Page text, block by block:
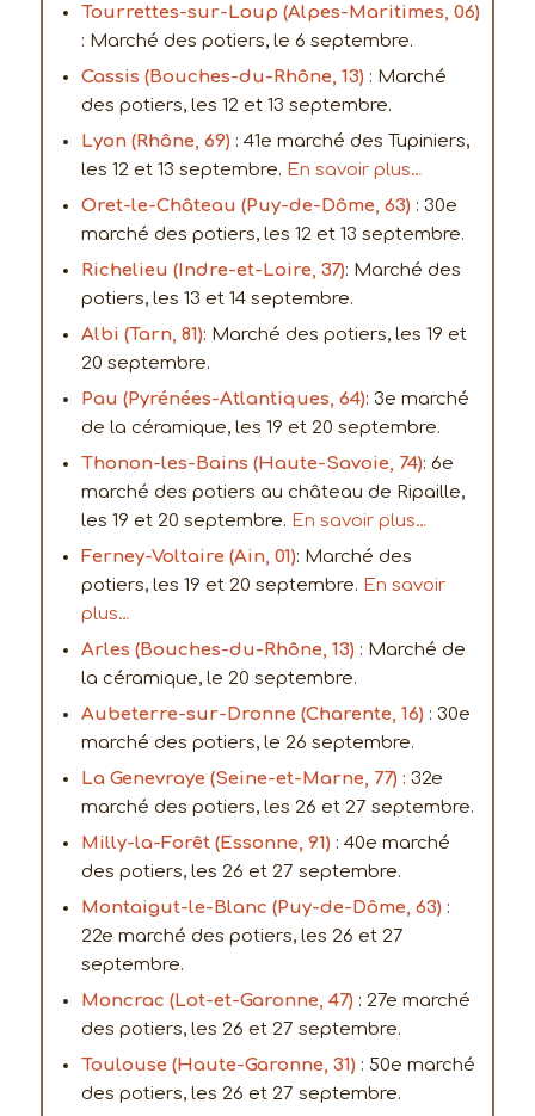
Tourrettes-sur-Loup (Alpes-Maritimes, 06)
: Marché des potiers, le 6 septembre.
Cassis (Bouches-du-Rhône, 13) : Marché
des potiers, les 12 et 13 septembre.
Lyon (Rhône, 69) : 41e marché des Tupiniers,
les 12 et 13 septembre. En savoir plus…
Oret-le-Château (Puy-de-Dôme, 63) : 30e
marché des potiers, les 12 et 13 septembre.
Richelieu (Indre-et-Loire, 37): Marché des
potiers, les 13 et 14 septembre.
Albi (Tarn, 81): Marché des potiers, les 19 et
20 septembre.
Pau (Pyrénées-Atlantiques, 64): 3e marché
de la céramique, les 19 et 20 septembre.
Thonon-les-Bains (Haute-Savoie, 74): 6e
marché des potiers au château de Ripaille,
les 19 et 20 septembre. En savoir plus…
Ferney-Voltaire (Ain, 01): Marché des
potiers, les 19 et 20 septembre. En savoir
plus…
Arles (Bouches-du-Rhône, 13) : Marché de
la céramique, le 20 septembre.
Aubeterre-sur-Dronne (Charente, 16) : 30e
marché des potiers, le 26 septembre.
La Genevraye (Seine-et-Marne, 77) : 32e
marché des potiers, les 26 et 27 septembre.
Milly-la-Forêt (Essonne, 91) : 40e marché
des potiers, les 26 et 27 septembre.
Montaigut-le-Blanc (Puy-de-Dôme, 63) :
22e marché des potiers, les 26 et 27
septembre.
Moncrac (Lot-et-Garonne, 47) : 27e marché
des potiers, les 26 et 27 septembre.
Toulouse (Haute-Garonne, 31) : 50e marché
des potiers, les 26 et 27 septembre.